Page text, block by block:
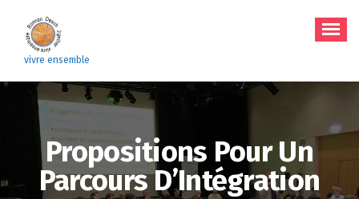
contenu
vivre ensemble
Propositions Pour Un
Parcours D’Intégration